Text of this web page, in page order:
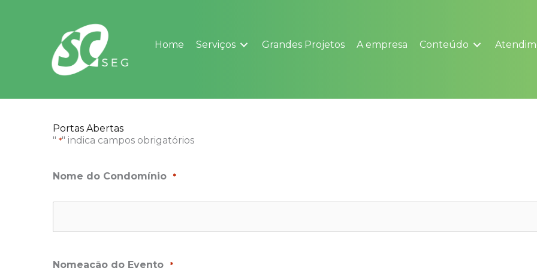
Home Serviços Grandes Projetos A empresa Conteúdo
Portas Abertas
" *" indica campos obrigatórios
Nome do Condomínio *
Nomeação do Evento *
barra
barra